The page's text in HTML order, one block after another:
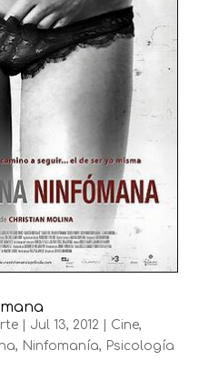
| Jul 13, 2012 Cine,
, Ninfomanía, Psicología